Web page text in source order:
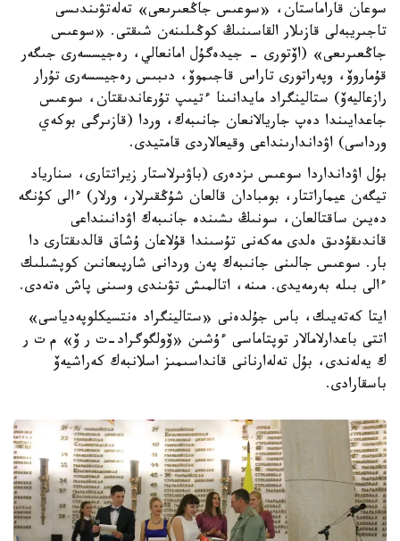
سوعان قاراماستان، «سوعىس جاڭعىرىعى» تەلەتۋىندىسى
تاجىريبەلى قازىلار القاسىنىڭ كوڭىلىنەن شىقتى. «سوعىس
جاڭعىرىعى» (اۆتورى - جيدەگۇل امانعالي، رەجيسسەرى جىگەر
قۇماروۆ، وپەراتورى تاراس قاجىموۆ، دىبىس رەجيسسەرى تۇرار
رازعاليەۆ) ستالينگراد مايدانىنا ءتيىپ تۇرعاندىقتان، سوعىس
جاعدايىندا دەپ جاريالانعان جانىبەك، وردا (قازىرگى بوكەي
ورداسى) اۋداندارىنداعى وقيعالاردى قامتيدى.
بۇل اۋدانداردا سوعىس ىزدەرى (باۋىرلاستار زيراتتارى، سنارياد
تيگەن عيماراتتار، بومبادان قالعان شۇڭقىرلار، ورلار) ءالى كۇنگە
دەيىن ساقتالعان، سونىڭ ىشىندە جانىبەك اۋدانىنداعى
قاندىقۇدىق ەلدى مەكەنى تۇسىندا قۇلاعان ۇشاق قالدىقتارى دا
بار. سوعىس جالىنى جانىبەك پەن وردانى شارپىعانىن كوپشىلىك
ءالى بىلە بەرمەيدى. مىنە، اتالمىش تۋىندى وسىنى پاش ەتەدى.
ايتا كەتەيىك، باس جۇلدەنى «ستالينگراد ەنتسيكلوپەدياسى»
اتتى باعدارلامالار توپتاماسى ءۇشىن «ۆولگوگراد-ت ر ۆ» م ت ر
ك يەلەندى، بۇل تەلەارنانى قانداسىمىز اسلانبەك كەراشيەۆ
باسقارادى.